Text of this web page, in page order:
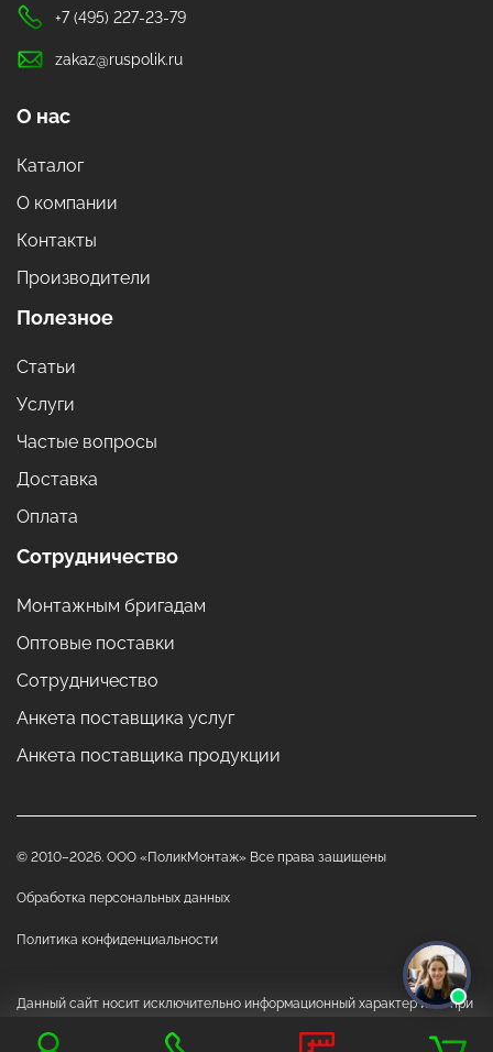
+7 (495) 227-23-79
zakaz@ruspolik.ru
О нас
Каталог
О компании
Контакты
Производители
Полезное
Статьи
Услуги
Частые вопросы
Доставка
Оплата
Сотрудничество
Монтажным бригадам
Оптовые поставки
Сотрудничество
Анкета поставщика услуг
Анкета поставщика продукции
© 2010–2026. ООО «ПоликМонтаж» Все права защищены
Обработка персональных данных
Политика конфиденциальности
Данный сайт носит исключительно информационный характер и ни при
положениями Статьи 437 "Гражданского кодекса РФ"